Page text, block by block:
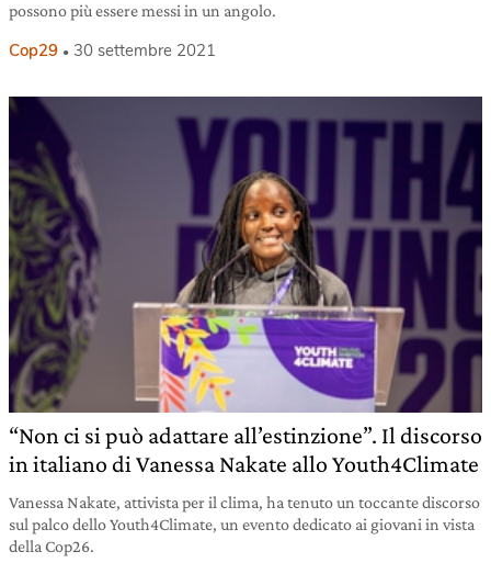
possono più essere messi in un angolo.
Cop29 30 settembre 2021
“Non ci si può adattare all’estinzione”. Il discorso
in italiano di Vanessa Nakate allo Youth4Climate
Vanessa Nakate, attivista per il clima, ha tenuto un toccante discorso
sul palco dello Youth4Climate, un evento dedicato ai giovani in vista
della Cop26.